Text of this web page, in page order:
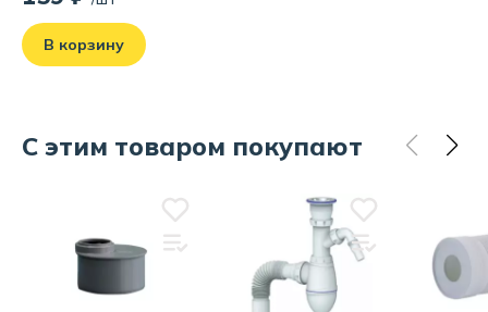
В корзину
С этим товаром покупают